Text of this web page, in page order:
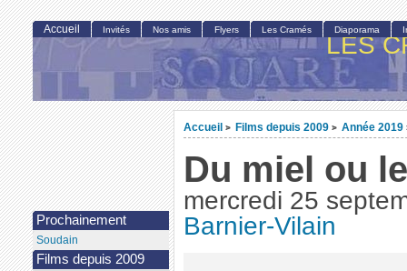
LES
Accueil > Films depuis 2009 > Année 2019
Du miel ou
mercredi 25
Barnier-Vilain
Accueil Invités Nos amis Flyers Les Cramés Diaporama
Prochainement
Soudain
Films depuis 2009